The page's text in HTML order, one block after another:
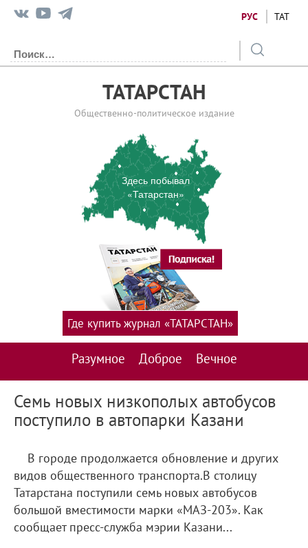
РУС ТАТ
ТАТАРСТАН
Общественно-политическое издание
Здесь побывал
«Татарстан»
Разумное Доброе Вечное
Где купить журнал «ТАТАРСТАН»
Семь новых низкополых автобусов
поступило в автопарки Казани
В городе продолжается обновление и других
видов общественного транспорта.В столицу
Татарстана поступили семь новых автобусов
большой вместимости марки «МАЗ-203». Как
сообщает пресс-служба мэрии Казани...